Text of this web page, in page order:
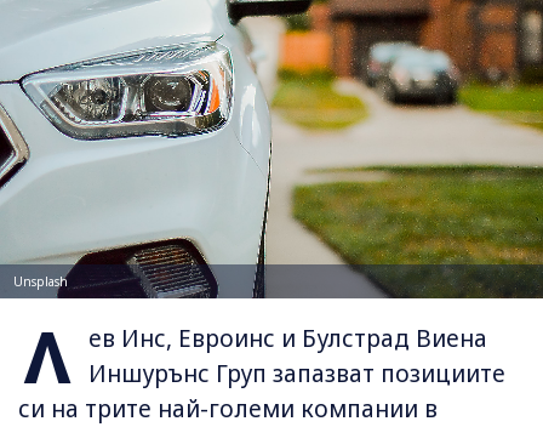
Unsplash
Л ев Инс, Евроинс и Булстрад Виена
Иншурънс Груп запазват позициите
си на трите най-големи компании в